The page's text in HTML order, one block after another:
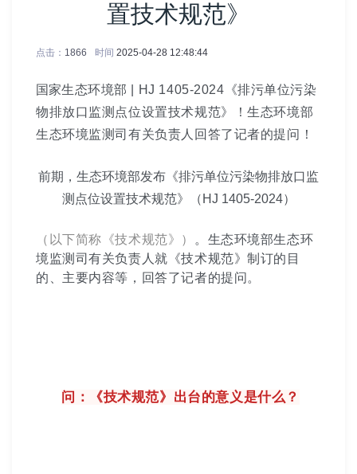
置技术规范》
点击： 1866 时间 2025-04-28 12:48:44
国家生态环境部 | HJ 1405-2024 《排污单位污染
物排放口监测点位设置技术规范》！生态环境部
生态环境监测司有关负责人 回答了记者的提问！
前期，生态环境部发布《排污单位污染物排放口监
测点位设置技术规范》（HJ 1405-2024）
（以下简称《技术规范》）
。生态环境部生态环
境监测司有关负责人就《技术规范》制订的目
的、主要内容等，回答了记者的提问。
问：《技术规范》出台的意义是什么？